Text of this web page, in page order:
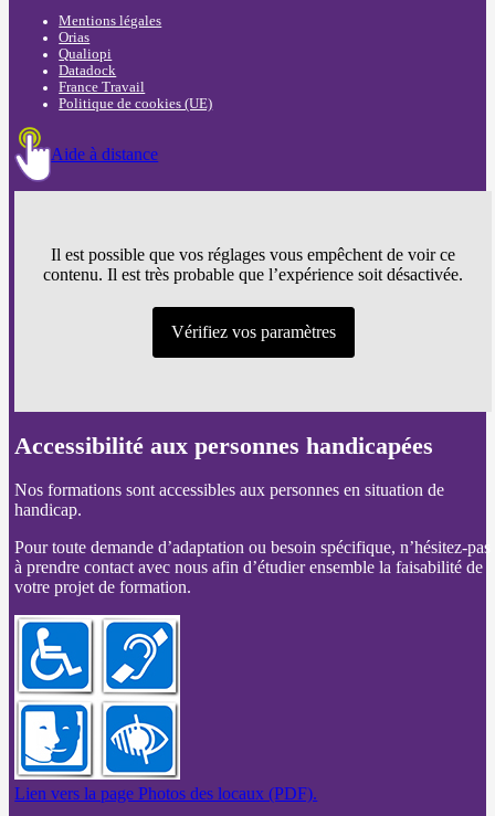
Mentions légales
Orias
Qualiopi
Datadock
France Travail
Politique de cookies (UE)
Aide à distance
Il est possible que vos réglages vous empêchent de voir ce
contenu. Il est très probable que l’expérience soit désactivée.
Vérifiez vos paramètres
Accessibilité aux personnes handicapées
Nos formations sont accessibles aux personnes en situation de
handicap.
Pour toute demande d’adaptation ou besoin spécifique, n’hésitez-pas
à prendre contact avec nous afin d’étudier ensemble la faisabilité de
votre projet de formation.
Lien vers la page Photos des locaux (PDF).